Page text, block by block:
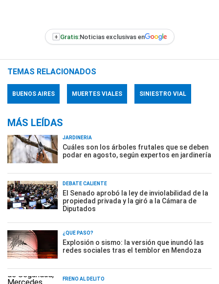
+ Gratis:Noticias exclusivas en
TEMAS RELACIONADOS
BUENOS AIRES MUERTES VIALES SINIESTRO VIAL
MÁS LEÍDAS
JARDINERÍA
Cuáles son los árboles frutales que se deben
podar en agosto, según expertos en jardinería
DEBATE CALIENTE
El Senado aprobó la ley de inviolabilidad de la
propiedad privada y la giró a la Cámara de
Diputados
¿QUÉ PASÓ?
Explosión o sismo: la versión que inundó las
redes sociales tras el temblor en Mendoza
FRENO AL DELITO